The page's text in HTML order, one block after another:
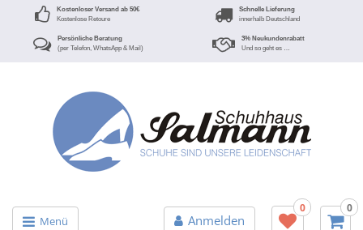
Kostenloser Versand ab 50€
Kostenlose Retoure
Schnelle Lieferung
innerhalb Deutschland
Persönliche Beratung
(per Telefon, WhatsApp & Mail)
3% Neukundenrabatt
Und so geht es …
Menü Anmelden
0 0